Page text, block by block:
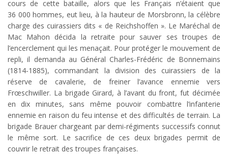
cours de cette bataille, alors que les Français n’étaient que
36 000 hommes, eut lieu, à la hauteur de Morsbronn, la célèbre
charge des cuirassiers dits « de Reichshoffen ». Le Maréchal de
Mac Mahon décida la retraite pour sauver ses troupes de
l’encerclement qui les menaçait. Pour protéger le mouvement de
repli, il demanda au Général Charles-Frédéric de Bonnemains
(1814-1885), commandant la division des cuirassiers de la
réserve de cavalerie, de freiner l’avance ennemie vers
Frœschwiller. La brigade Girard, à l’avant du front, fut décimée
en dix minutes, sans même pouvoir combattre l’infanterie
ennemie en raison du feu intense et des difficultés de terrain. La
brigade Brauer chargeant par demi-régiments successifs connut
le même sort. Le sacrifice de ces deux brigades permit de
couvrir le retrait des troupes françaises.